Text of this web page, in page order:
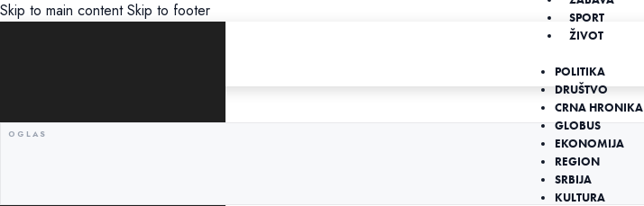
Skip to main content Skip to footer
SPORT
ŽIVOT
POLITIKA
DRUŠTVO
CRNA HRONIKA
GLOBUS
EKONOMIJA
REGION
SRBIJA
KULTURA